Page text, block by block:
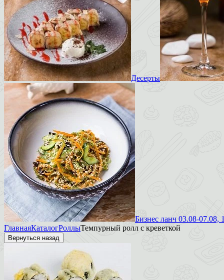
Десерты
Бизнес ланч 03.08-07.08,
ГлавнаяКаталогРоллыТемпурный ролл с креветкой
Вернуться назад